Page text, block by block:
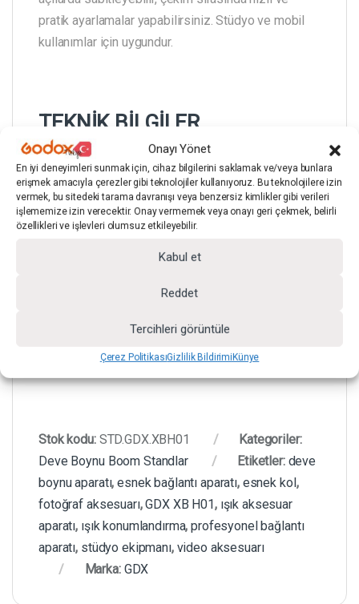
Onayı Yönet
En iyi deneyimleri sunmak için, cihaz bilgilerini saklamak ve/veya bunlara
erişmek amacıyla çerezler gibi teknolojiler kullanıyoruz. Bu teknolojilere izin
vermek, bu sitedeki tarama davranışı veya benzersiz kimlikler gibi verileri
işlememize izin verecektir. Onay vermemek veya onayı geri çekmek, belirli
özellikleri ve işlevleri olumsuz etkileyebilir.
Kabul et
Reddet
Tercihleri görüntüle
Çerez PolitikasıGizlilik BildirimiKünye
pratik ayarlamalar yapabilirsiniz. Stüdyo ve mobil
kullanımlar için uygundur.
TEKNİK BİLGİLER
Açık Uzunluk:140 cm
72 cm
Stok kodu: STD.GDX.XBH01
Kategoriler:
Deve Boynu Boom Standlar
Etiketler: deve
boynu aparatı,esnek bağlantı aparatı, esnek kol,
fotoğraf aksesuarı,GDX XB H01, ışık aksesuar
aparatı, ışık konumlandırma,profesyonel bağlantı
aparatı, stüdyo ekipmanı, video aksesuarı
Marka: GDX